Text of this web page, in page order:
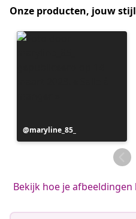
Onze producten, jouw
Bericht
gepubliceerd
maryline_85_
Bekijk hoe je